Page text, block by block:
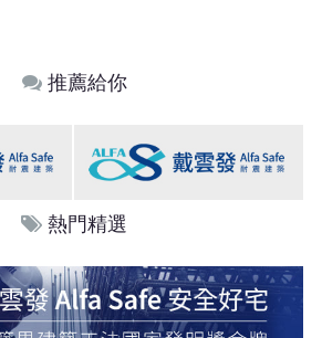
推薦給你
熱門精選